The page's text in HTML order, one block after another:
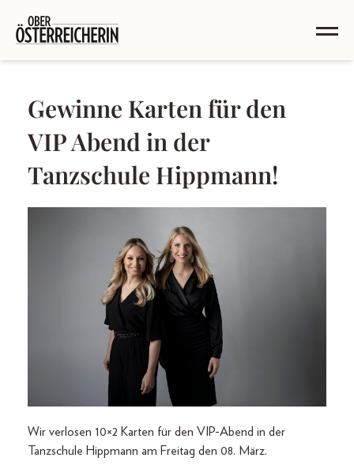
Gewinne Karten für den
VIP Abend in der
Tanzschule Hippmann!
Wir verlosen 10×2 Karten für den VIP-Abend in der
Tanzschule Hippmann am Freitag den 08. März.